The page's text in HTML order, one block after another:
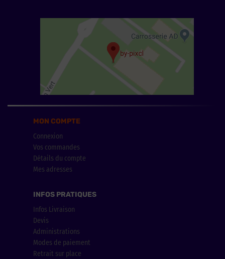
MON COMPTE
Connexion
Vos commandes
Détails du compte
Mes adresses
INFOS PRATIQUES
Infos Livraison
Devis
Administrations
Modes de paiement
Retrait sur place